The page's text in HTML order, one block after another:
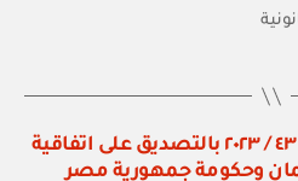
مرسوم سلطاني رقم ٤٣ / ٢٠٢٣ بالتصديق على اتفاقية
وحكومة جمهورية مصر